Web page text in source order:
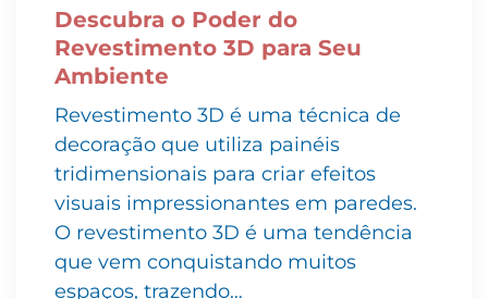
Descubra o Poder do
Revestimento 3D para Seu
Ambiente
Revestimento 3D é uma técnica de
decoração que utiliza painéis
tridimensionais para criar efeitos
visuais impressionantes em paredes.
O revestimento 3D é uma tendência
que vem conquistando muitos
espaços, trazendo…